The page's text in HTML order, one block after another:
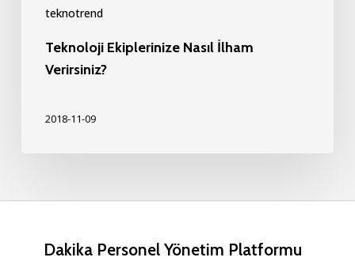
teknotrend
Teknoloji Ekiplerinize Nasıl İlham
Verirsiniz?
2018-11-09
Dakika Personel Yönetim Platformu